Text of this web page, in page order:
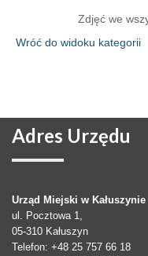
Zdjęć we
Wróć do widoku kategorii
Adres Urzędu
Urząd Miejski w Kałuszynie
ul. Pocztowa 1,
05-310 Kałuszyn
Telefon: +48 25 757 66 18